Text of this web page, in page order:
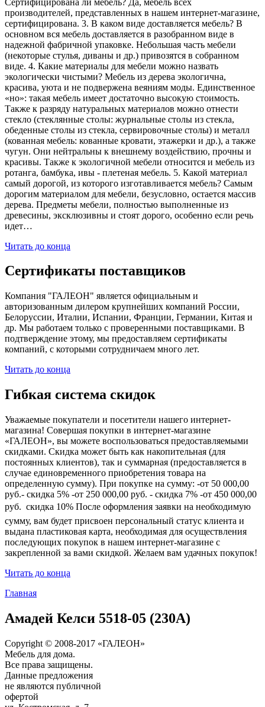
производителей, представленных в нашем интернет-магазине,
сертифицирована. 3. В каком виде доставляется мебель? В
основном вся мебель доставляется в разобранном виде в
надежной фабричной упаковке. Небольшая часть мебели
(некоторые стулья, диваны и др.) привозятся в собранном
виде. 4. Какие материалы для мебели можно назвать
экологически чистыми? Мебель из дерева экологична,
красива, уюта и не подвержена веяниям моды. Единственное
«но»: такая мебель имеет достаточно высокую стоимость.
Также к разряду натуральных материалов можно отнести
стекло (стеклянные столы: журнальные столы из стекла,
обеденные столы из стекла, сервировочные столы) и металл
(кованная мебель: кованные кровати, этажерки и др.), а также
чугун. Они нейтральны к внешнему воздействию, прочны и
красивы. Также к экологичной мебели относится и мебель из
ротанга, бамбука, ивы - плетеная мебель. 5. Какой материал
самый дорогой, из которого изготавливается мебель? Самым
дорогим материалом для мебели, безусловно, остается массив
дерева. Предметы мебели, полностью выполненные из
древесины, эксклюзивны и стоят дорого, особенно если речь
идет…
Читать до конца
Сертификаты поставщиков
Компания "ГАЛЕОН" является официальным и
авторизованным дилером крупнейших компаний России,
Белоруссии, Италии, Испании, Франции, Германии, Китая и
др. Мы работаем только с проверенными поставщиками. В
подтверждение этому, мы предоставляем сертификаты
компаний, с которыми сотрудничаем много лет.
Читать до конца
Гибкая система скидок
Уважаемые покупатели и посетители нашего интернет-
магазина! Совершая покупки в интернет-магазине
«ГАЛЕОН», вы можете воспользоваться предоставляемыми
скидками. Скидка может быть как накопительная (для
постоянных клиентов), так и суммарная (предоставляется в
случае единовременного приобретения товара на
определенную сумму). При покупке на сумму: -от 50 000,00
руб.- скидка 5% -от 250 000,00 руб. - скидка 7% -от 450 000,00
руб.  скидка 10% После оформления заявки на необходимую
сумму, вам будет присвоен персональный статус клиента и
выдана пластиковая карта, необходимая для осуществления
последующих покупок в нашем интернет-магазине с
закрепленной за вами скидкой. Желаем вам удачных покупок!
Читать до конца
Главная
Амадей Келси 5518-05 (230A)
Copyright © 2008-2017 «ГАЛЕОН»
Мебель для дома.
Все права защищены.
Данные предложения
не являются публичной
офертой